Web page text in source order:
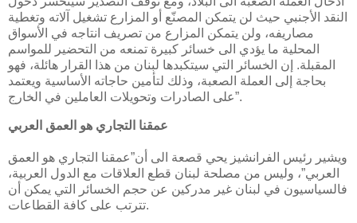
النقد الأجنبي حيث لن يتمكن المصنّع أو المزارع تشغيل آلاته وتغطية
مصاريفه، ولن يتمكن المزارع من تصريف انتاجه في الأسواق
المحلية ما يؤدي الى خسائر كبيرة تمنعه من التحضير للمواسم
المقبلة. إن الخسائر التي سيتكبدها لبنان من هذا القرار هائلة، فهو
بحاجة إلى العملة الصعبة، وذلك لتأمين حاجاته الأساسية ويعتمد
على الصادرات وتحويلات العاملين في الخارج”.
عمقنا التجاري هو العمق العربي
ويشير رئيس الفرانشيز يحي قصعة الى أن”عمقنا التجاري هو العمق
العربي”، وليس من مصلحة لبنان قطع العلاقات مع الدول العربية،
فالسياسيون في لبنان غير مدركين عن حجم الخسائر التي يمكن أن
تترتب على كافة القطاعات.